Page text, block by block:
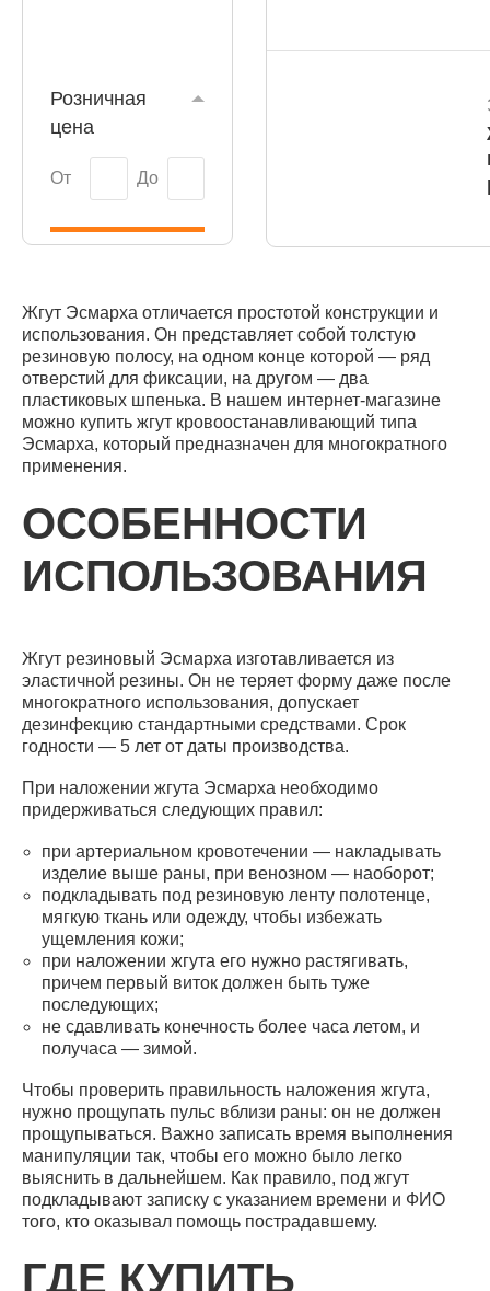
Розничная
цена
От До
Жгут Эсмарха отличается простотой конструкции и
использования. Он представляет собой толстую
резиновую полосу, на одном конце которой — ряд
отверстий для фиксации, на другом — два
пластиковых шпенька. В нашем интернет-магазине
можно купить жгут кровоостанавливающий типа
Эсмарха, который предназначен для многократного
применения.
ОСОБЕННОСТИ
ИСПОЛЬЗОВАНИЯ
Жгут резиновый Эсмарха изготавливается из
эластичной резины. Он не теряет форму даже после
многократного использования, допускает
дезинфекцию стандартными средствами. Срок
годности — 5 лет от даты производства.
При наложении жгута Эсмарха необходимо
придерживаться следующих правил:
при артериальном кровотечении — накладывать
изделие выше раны, при венозном — наоборот;
подкладывать под резиновую ленту полотенце,
мягкую ткань или одежду, чтобы избежать
ущемления кожи;
при наложении жгута его нужно растягивать,
причем первый виток должен быть туже
последующих;
не сдавливать конечность более часа летом, и
получаса — зимой.
Чтобы проверить правильность наложения жгута,
нужно прощупать пульс вблизи раны: он не должен
прощупываться. Важно записать время выполнения
манипуляции так, чтобы его можно было легко
выяснить в дальнейшем. Как правило, под жгут
подкладывают записку с указанием времени и ФИО
того, кто оказывал помощь пострадавшему.
ГДЕ КУПИТЬ